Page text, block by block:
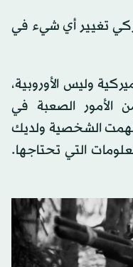
تغيير أي شيء في
وليس الأوروبية،
الصعبة في
الشخصية ولديك
التي تحتاجها.